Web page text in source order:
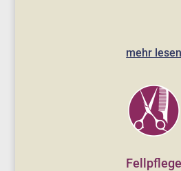
mehr lesen
Fellpflege